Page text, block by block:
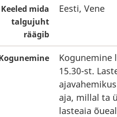
Keeled mida
talgujuht
räägib
Eesti, Vene
Kogunemine
15.30-st.
aja, millal ta
lasteaia